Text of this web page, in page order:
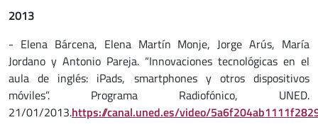
2013
- Elena Bárcena, Elena Martín Monje, Jorge Arús, María
Jordano y Antonio Pareja. “Innovaciones tecnológicas en el
aula de inglés: iPads, smartphones y otros dispositivos
móviles”. Programa Radiofónico, UNED.
21/01/2013.https://canal.uned.es/video/